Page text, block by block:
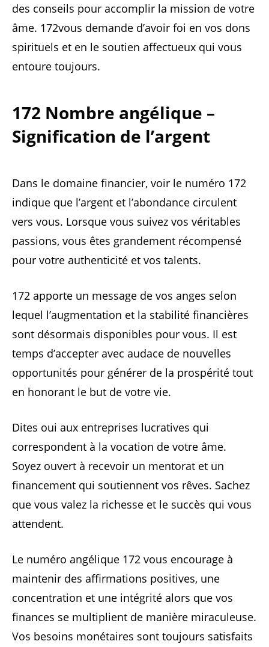
des conseils pour accomplir la mission de votre
âme. 172vous demande d’avoir foi en vos dons
spirituels et en le soutien affectueux qui vous
entoure toujours.
172 Nombre angélique –
Signification de l’argent
Dans le domaine financier, voir le numéro 172
indique que l’argent et l’abondance circulent
vers vous. Lorsque vous suivez vos véritables
passions, vous êtes grandement récompensé
pour votre authenticité et vos talents.
172 apporte un message de vos anges selon
lequel l’augmentation et la stabilité financières
sont désormais disponibles pour vous. Il est
temps d’accepter avec audace de nouvelles
opportunités pour générer de la prospérité tout
en honorant le but de votre vie.
Dites oui aux entreprises lucratives qui
correspondent à la vocation de votre âme.
Soyez ouvert à recevoir un mentorat et un
financement qui soutiennent vos rêves. Sachez
que vous valez la richesse et le succès qui vous
attendent.
Le numéro angélique 172 vous encourage à
maintenir des affirmations positives, une
concentration et une intégrité alors que vos
finances se multiplient de manière miraculeuse.
Vos besoins monétaires sont toujours satisfaits